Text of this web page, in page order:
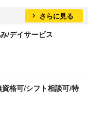
さらに見る
/デイサービス
資格可/シフト相談可/特